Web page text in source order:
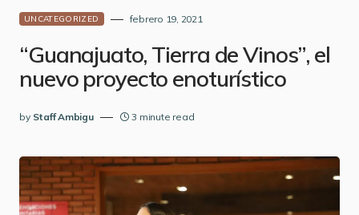
UNCATEGORIZED febrero 19, 2021
“Guanajuato, Tierra de Vinos”, el
nuevo proyecto enoturístico
by Staff Ambigu 3 minute read